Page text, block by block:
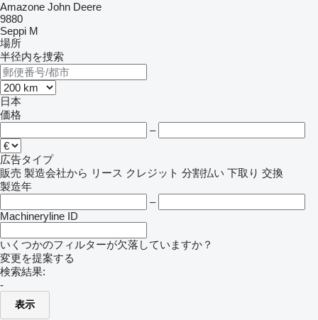
Amazone John Deere
9880
Seppi M
場所
半径内を捜索
日本
価格
–
広告タイプ
販売 製造会社から リース クレジット 分割払い 下取り 交換
製造年
–
Machineryline ID
いくつかのフィルターが欠落していますか？
変更を提案する
検索結果:
-
表示